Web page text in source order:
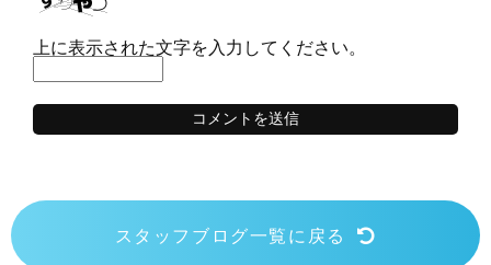
上に表示された文字を入力してください。
スタッフブログ一覧に戻る